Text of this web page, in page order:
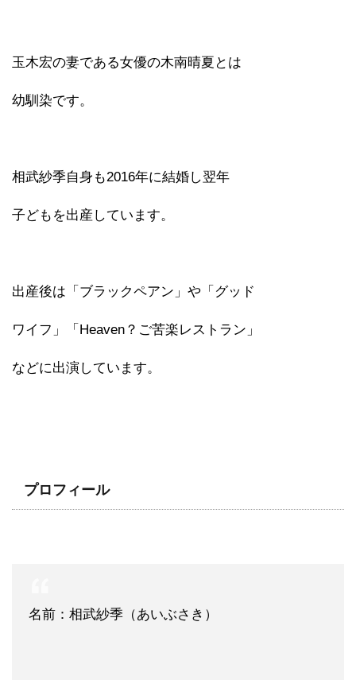
玉木宏の妻である女優の木南晴夏とは
幼馴染です。
相武紗季自身も2016年に結婚し翌年
子どもを出産しています。
出産後は「ブラックペアン」や「グッド
ワイフ」「Heaven？ご苦楽レストラン」
などに出演しています。
プロフィール
名前：相武紗季（あいぶさき）